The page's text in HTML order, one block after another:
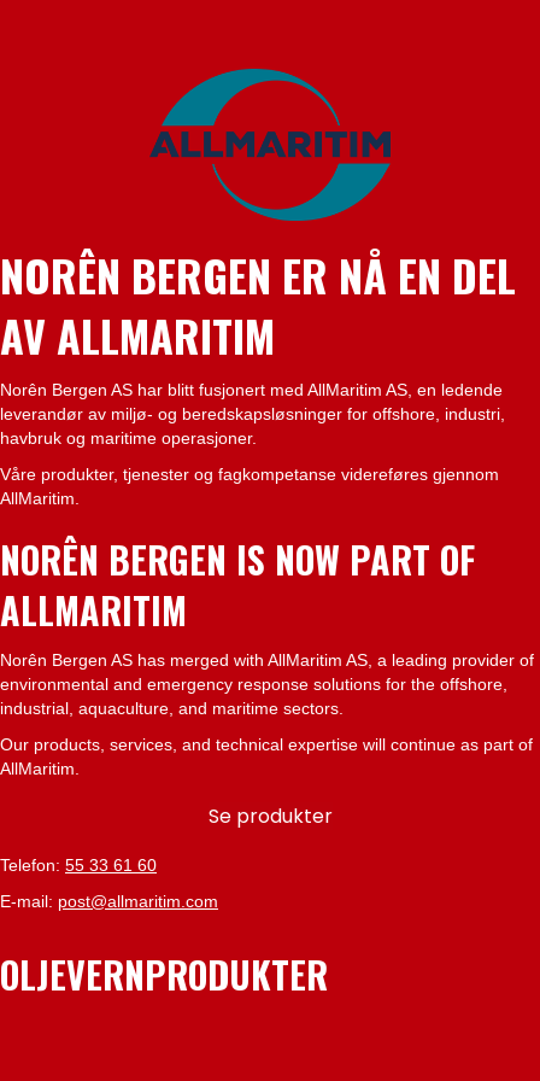
​NORÊN BERGEN ER NÅ EN DEL
AV ALLMARITIM
Norên Bergen AS har blitt fusjonert med AllMaritim AS, en ledende
leverandør av miljø- og beredskapsløsninger for offshore, industri,
havbruk og maritime operasjoner.
Våre produkter, tjenester og fagkompetanse videreføres gjennom
AllMaritim.
NORÊN BERGEN IS NOW PART OF
ALLMARITIM
Norên Bergen AS has merged with AllMaritim AS, a leading provider of
environmental and emergency response solutions for the offshore,
industrial, aquaculture, and maritime sectors.
Our products, services, and technical expertise will continue as part of
AllMaritim.
Se produkter
Telefon: 55 33 61 60
E-mail: post@allmaritim.com
OLJEVERNPRODUKTER